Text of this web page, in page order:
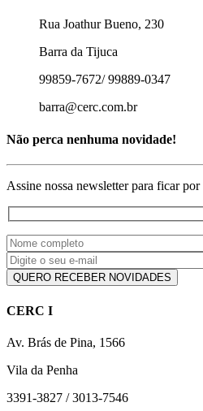
Rua Joathur Bueno, 230
Barra da Tijuca
99859-7672/ 99889-0347
barra@cerc.com.br
Não perca nenhuma novidade!
Assine nossa newsletter para ficar
CERC I
Av. Brás de Pina, 1566
Vila da Penha
3391-3827 / 3013-7546